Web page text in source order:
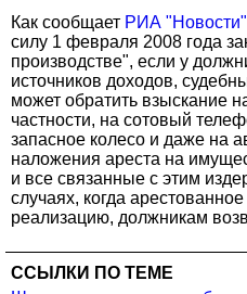
Как сообщает РИА "Новости"
силу 1 февраля 2008 года
производстве", если у
источников доходов,
может обратить взыскание
частности, на сотовый
запасное колесо и даже на
наложения ареста на
и все связанные с этим
случаях, когда
реализацию, должникам
ССЫЛКИ ПО ТЕМЕ